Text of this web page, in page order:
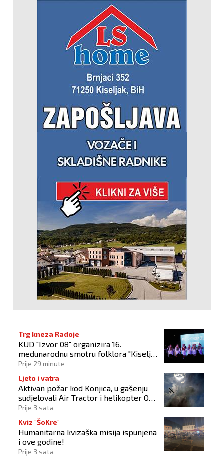
Trg kneza Radoje
KUD "Izvor 08" organizira 16.
međunarodnu smotru folklora "Kiseljak
2026"
Prije 29 minute
Ljeto i vatra
Aktivan požar kod Konjica, u gašenju
sudjelovali Air Tractor i helikopter OS-
a BiH
Prije 3 sata
Kviz "ŠoKre"
Humanitarna kvizaška misija ispunjena
i ove godine!
Prije 3 sata